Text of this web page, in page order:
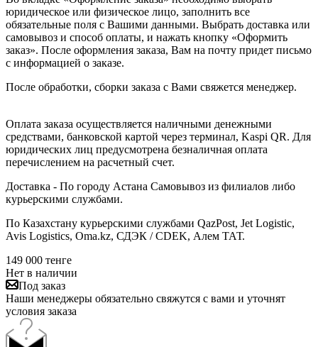
юридическое или физическое лицо, заполнить все
обязательные поля с Вашими данными. Выбрать доставка или
самовывоз и способ оплаты, и нажать кнопку «Оформить
заказ». После оформления заказа, Вам на почту придет письмо
с информацией о заказе.
После обработки, сборки заказа с Вами свяжется менеджер.
Оплата заказа осуществляется наличными денежными
средствами, банковской картой через терминал, Kaspi QR. Для
юридических лиц предусмотрена безналичная оплата
перечислением на расчетный счет.
Доставка - По городу Астана Самовывоз из филиалов либо
курьерскими службами.
По Казахстану курьерскими службами QazPost, Jet Logistic,
Avis Logistics, Oma.kz, СДЭК / CDEK, Алем ТАТ.
149 000 тенге
Нет в наличии
Под заказ
Наши менеджеры обязательно свяжутся с вами и уточнят
условия заказа